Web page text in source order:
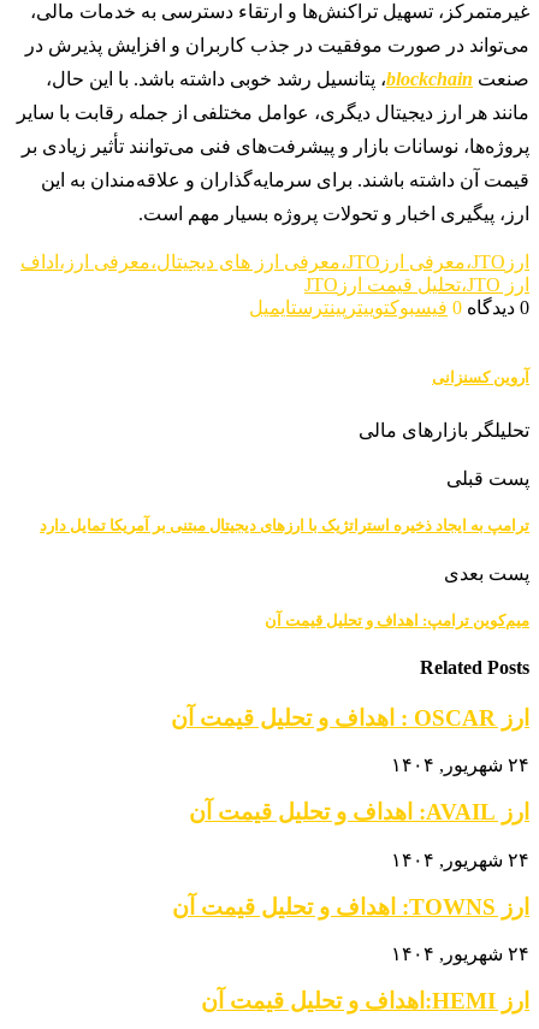
غیرمتمرکز، تسهیل تراکنش‌ها و ارتقاء دسترسی به خدمات مالی،
می‌تواند در صورت موفقیت در جذب کاربران و افزایش پذیرش در
صنعت blockchain، پتانسیل رشد خوبی داشته باشد. با این حال،
مانند هر ارز دیجیتال دیگری، عوامل مختلفی از جمله رقابت با سایر
پروژه‌ها، نوسانات بازار و پیشرفت‌های فنی می‌توانند تأثیر زیادی بر
قیمت آن داشته باشند. برای سرمایه‌گذاران و علاقه‌مندان به این
ارز، پیگیری اخبار و تحولات پروژه بسیار مهم است.
ارزJTO،معرفی ارزJTO،معرفی ارز های دیجیتال،معرفی ارز،اداف
ارز JTO،تحلیل قیمت ارزJTO
0 دیدگاه
0 فیسبوکتوییتر پینترستایمیل
آروین کسنزانی
تحلیلگر بازارهای مالی
پست قبلی
ترامپ به ایجاد ذخیره استراتژیک با ارزهای دیجیتال مبتنی بر آمریکا تمایل دارد
پست بعدی
میم‌کوین ترامپ: اهداف و تحلیل قیمت آن
Related Posts
ارز OSCAR : اهداف و تحلیل قیمت آن
۲۴ شهریور, ۱۴۰۴
ارز AVAIL: اهداف و تحلیل قیمت آن
۲۴ شهریور, ۱۴۰۴
ارز TOWNS: اهداف و تحلیل قیمت آن
۲۴ شهریور, ۱۴۰۴
ارز HEMI:اهداف و تحلیل قیمت آن